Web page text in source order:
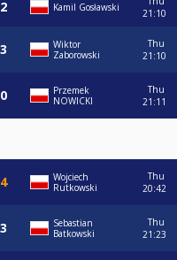
Kamil Gosławski
21:10
Wiktor
Zaborowski
Thu
21:10
Przemek
NOWICKI
Thu
21:11
Wojciech
Rutkowski
Thu
20:42
Sebastian
Batkowski
Thu
21:23